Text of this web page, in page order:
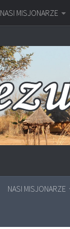
NASI MISJONARZE
NASI MISJONARZE